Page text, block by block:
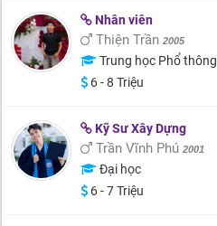
Nhân viên
Thiện Trần 2005
Trung học Phổ thông
6 - 8 Triệu
Kỹ Sư Xây Dựng
Trần Vĩnh Phú 2001
Đại học
6 - 7 Triệu